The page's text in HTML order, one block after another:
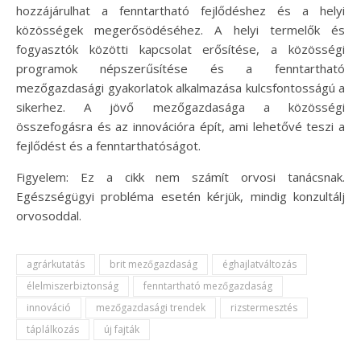
hozzájárulhat a fenntartható fejlődéshez és a helyi
közösségek megerősödéséhez. A helyi termelők és
fogyasztók közötti kapcsolat erősítése, a közösségi
programok népszerűsítése és a fenntartható
mezőgazdasági gyakorlatok alkalmazása kulcsfontosságú a
sikerhez. A jövő mezőgazdasága a közösségi
összefogásra és az innovációra épít, ami lehetővé teszi a
fejlődést és a fenntarthatóságot.
Figyelem: Ez a cikk nem számít orvosi tanácsnak.
Egészségügyi probléma esetén kérjük, mindig konzultálj
orvosoddal.
agrárkutatás brit mezőgazdaság
éghajlatváltozás
élelmiszerbiztonság
fenntartható mezőgazdaság
innováció
mezőgazdasági trendek
rizstermesztés
táplálkozás
új fajták